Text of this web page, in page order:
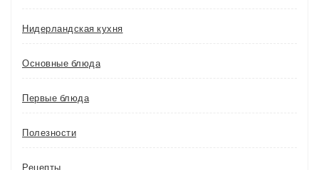
Нидерландская кухня
Основные блюда
Первые блюда
Полезности
Рецепты